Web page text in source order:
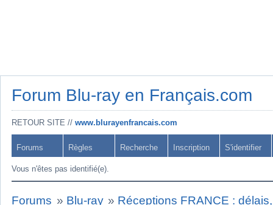
Forum Blu-ray en Français.com
RETOUR SITE // www.blurayenfrancais.com
Forums Règles Recherche Inscription S'identifier
Vous n'êtes pas identifié(e).
Forums » Blu-ray » Réceptions FRANCE :